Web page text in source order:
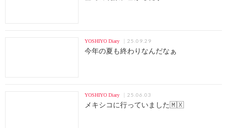
YOSHIYO Diary 25.09.29
今年の夏も終わりなんだなぁ
YOSHIYO Diary 25.06.03
メキシコに行っていました🇲🇽